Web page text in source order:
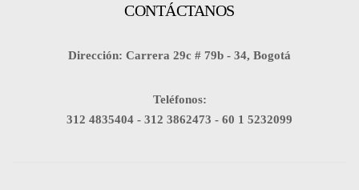
CONTÁCTANOS
Dirección: Carrera 29c # 79b - 34, Bogotá
Teléfonos:
312 4835404 - 312 3862473 - 60 1 5232099